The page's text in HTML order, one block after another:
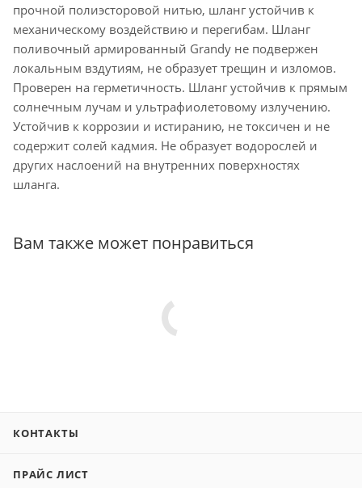
прочной полиэсторовой нитью, шланг устойчив к
механическому воздействию и перегибам. Шланг
поливочный армированный Grandy не подвержен
локальным вздутиям, не образует трещин и изломов.
Проверен на герметичность. Шланг устойчив к прямым
солнечным лучам и ультрафиолетовому излучению.
Устойчив к коррозии и истиранию, не токсичен и не
содержит солей кадмия. Не образует водорослей и
других наслоений на внутренних поверхностях
шланга.
Вам также может понравиться
КОНТАКТЫ
ПРАЙС ЛИСТ